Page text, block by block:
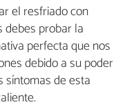
el resfriado con
debes probar la
perfecta que nos
debido a su poder
síntomas de esta